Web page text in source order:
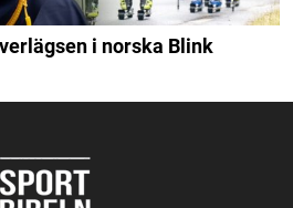
i norska Blink